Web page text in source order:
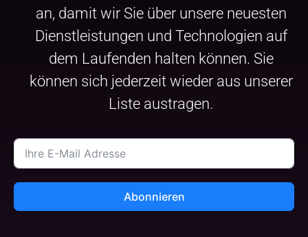
an, damit wir Sie über unsere neuesten
Dienstleistungen und Technologien auf
dem Laufenden halten können. Sie
können sich jederzeit wieder aus unserer
Liste austragen.
Abonnieren